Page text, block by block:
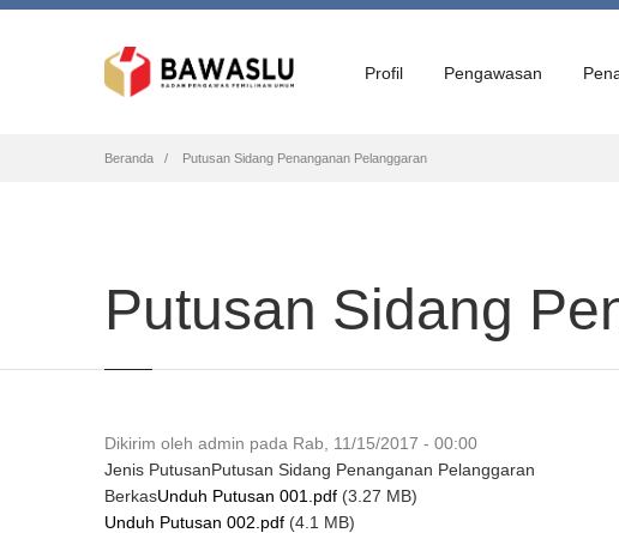
Profil Pengawasan
Breadcrumb
Beranda Putusan Sidang Penanganan Pelanggaran
Putusan Sidang
Dikirim oleh admin pada Rab, 11/15/2017 - 00:00
Jenis PutusanPutusan Sidang Penanganan Pelanggaran
BerkasUnduh Putusan 001.pdf (3.27 MB)
Unduh Putusan 002.pdf (4.1 MB)